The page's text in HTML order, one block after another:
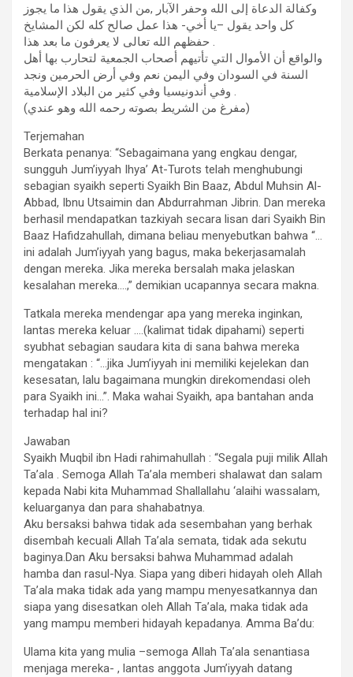
وكفالة الدعاة إلى الله وحفر الآبار ,من الذي يقول هذا ما يجوز
كل واحد يقول –يا أخي- هذا عمل صالح كله لكن المشايخ
حفظهم الله تعالى لا يعرفون ما بعد هذا .
والواقع أن الأموال التي تأتيهم أصحاب الجمعية لتحارب بها أهل
السنة في السودان وفي اليمن نعم وفي أرض الحرمين ونجد
وفي أندونيسيا وفي كثير من البلاد الإسلامية .
(مفرغ من الشريط بصوته رحمه الله وهو عندي)
Terjemahan
Berkata penanya: “Sebagaimana yang engkau dengar,
sungguh Jum’iyyah Ihya’ At-Turots telah menghubungi
sebagian syaikh seperti Syaikh Bin Baaz, Abdul Muhsin Al-
Abbad, Ibnu Utsaimin dan Abdurrahman Jibrin. Dan mereka
berhasil mendapatkan tazkiyah secara lisan dari Syaikh Bin
Baaz Hafidzahullah, dimana beliau menyebutkan bahwa “…
ini adalah Jum’iyyah yang bagus, maka bekerjasamalah
dengan mereka. Jika mereka bersalah maka jelaskan
kesalahan mereka….,” demikian ucapannya secara makna.
Tatkala mereka mendengar apa yang mereka inginkan,
lantas mereka keluar ….(kalimat tidak dipahami) seperti
syubhat sebagian saudara kita di sana bahwa mereka
mengatakan : “…jika Jum’iyyah ini memiliki kejelekan dan
kesesatan, lalu bagaimana mungkin direkomendasi oleh
para Syaikh ini…”. Maka wahai Syaikh, apa bantahan anda
terhadap hal ini?
Jawaban
Syaikh Muqbil ibn Hadi rahimahullah : “Segala puji milik Allah
Ta’ala . Semoga Allah Ta’ala memberi shalawat dan salam
kepada Nabi kita Muhammad Shallallahu ‘alaihi wassalam,
keluarganya dan para shahabatnya.
Aku bersaksi bahwa tidak ada sesembahan yang berhak
disembah kecuali Allah Ta’ala semata, tidak ada sekutu
baginya.Dan Aku bersaksi bahwa Muhammad adalah
hamba dan rasul-Nya. Siapa yang diberi hidayah oleh Allah
Ta’ala maka tidak ada yang mampu menyesatkannya dan
siapa yang disesatkan oleh Allah Ta’ala, maka tidak ada
yang mampu memberi hidayah kepadanya. Amma Ba’du:
Ulama kita yang mulia –semoga Allah Ta’ala senantiasa
menjaga mereka- , lantas anggota Jum’iyyah datang